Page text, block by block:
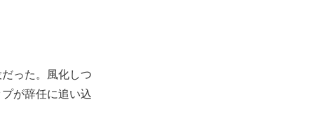
った。風化しつ
が辞任に追い込